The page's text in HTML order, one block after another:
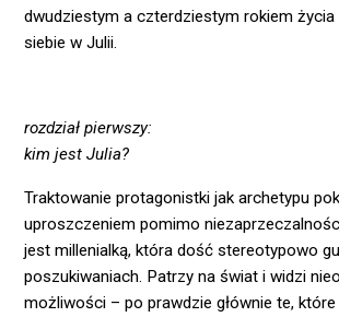
dwudziestym a czterdziestym rokiem życia
siebie w Julii.
rozdział pierwszy:
kim jest Julia?
Traktowanie protagonistki jak archetypu
uproszczeniem pomimo
jest millenialką, która dość stereotypowo
poszukiwaniach. Patrzy na świat i widzi
możliwości – po prawdzie głównie te,